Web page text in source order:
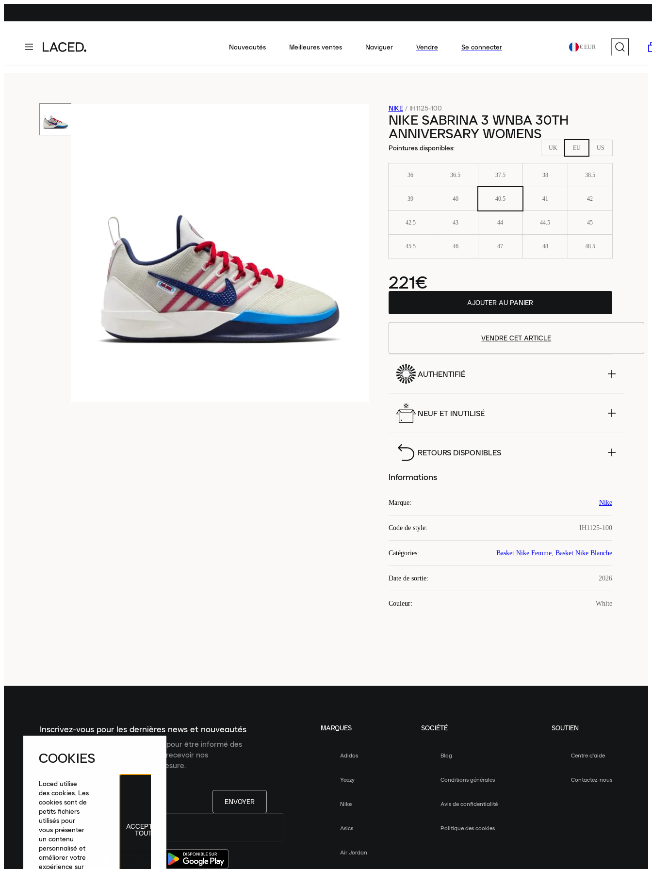
Nouveautés Meilleures ventes Naviguer Vendre Se connecter € EUR
NIKE / IH1125-100
NIKE SABRINA 3 WNBA 30TH
ANNIVERSARY WOMENS
Pointures disponibles: UK EU US
36 36.5 37.5 38 38.5
39 40 40.5 41 42
42.5 43 44 44.5 45
45.5 46 47 48 48.5
221€
AJOUTER AU PANIER
VENDRE CET ARTICLE
AUTHENTIFIÉ
NEUF ET INUTILISÉ
RETOURS DISPONIBLES
Informations
Marque: Nike
Code de style: IH1125-100
Catégories: Basket Nike Femme, Basket Nike Blanche
Date de sortie: 2026
Couleur: White
Inscrivez-vous pour les dernières news et nouveautés
Inscrivez-vous à la newsletter Laced pour être informé des
dernières nouveautés, collections et recevoir nos
recommandations de produits sur mesure.
ENVOYER
France|Français
MARQUES
Adidas
Yeezy
Nike
Asics
Air Jordan
SOCIÉTÉ
Blog
Conditions générales
Avis de confidentialité
Politique des cookies
SOUTIEN
Centre d'aide
Contactez-nous
COOKIES
Laced utilise
des cookies. Les
cookies sont de
petits fichiers
utilisés pour
vous présenter
un contenu
personnalisé et
améliorer votre
expérience sur
ACCEPTER
TOUT